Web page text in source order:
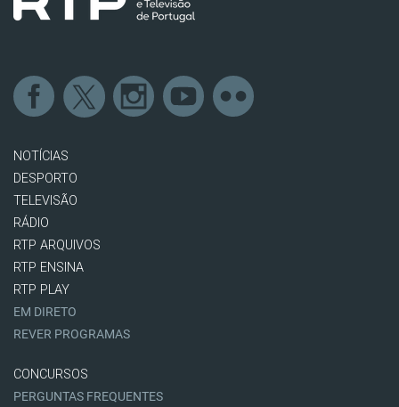
NOTÍCIAS
DESPORTO
TELEVISÃO
RÁDIO
RTP ARQUIVOS
RTP ENSINA
RTP PLAY
EM DIRETO
REVER PROGRAMAS
CONCURSOS
PERGUNTAS FREQUENTES